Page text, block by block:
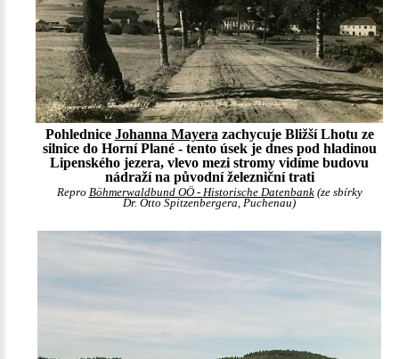
Pohlednice Johanna Mayera zachycuje Bližší Lhotu ze
silnice do Horní Plané - tento úsek je dnes pod hladinou
Lipenského jezera, vlevo mezi stromy vidíme budovu
nádraží na původní železniční trati
Repro Böhmerwaldbund OÖ - Historische Datenbank(ze sbírky
Dr. Otto Spitzenbergera, Puchenau)